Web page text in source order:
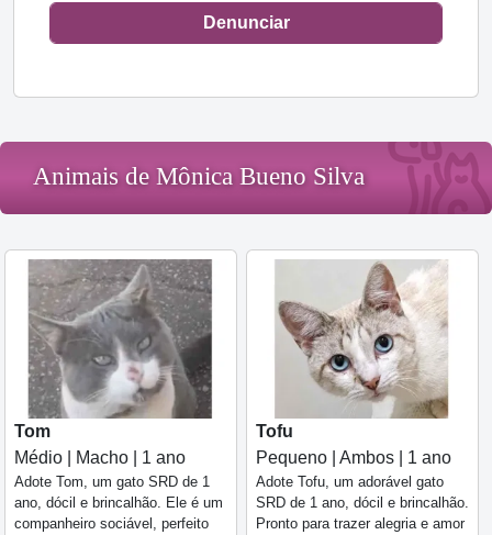
Denunciar
Animais de Mônica Bueno Silva
Tom
Médio | Macho | 1 ano
Adote Tom, um gato SRD de 1
ano, dócil e brincalhão. Ele é um
companheiro sociável, perfeito
Tofu
Pequeno | Ambos | 1 ano
Adote Tofu, um adorável gato
SRD de 1 ano, dócil e brincalhão.
Pronto para trazer alegria e amor